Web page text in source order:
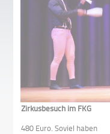
Zirkusbesuch im FKG
480 Euro. Soviel haben